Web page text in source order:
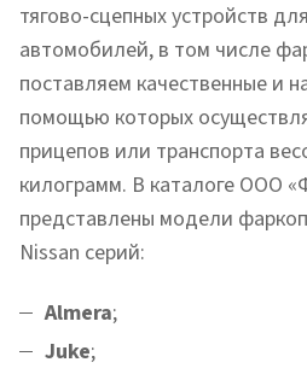
тягово-сцепных устройств
автомобилей, в том числе
поставляем качественные и
помощью которых
прицепов или транспорта
килограмм. В каталоге ООО
представлены модели
Nissan серий:
Almera;
Juke;